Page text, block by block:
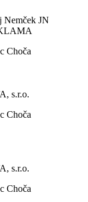
Nemček JN
Choča
s.r.o.
Choča
s.r.o.
Choča